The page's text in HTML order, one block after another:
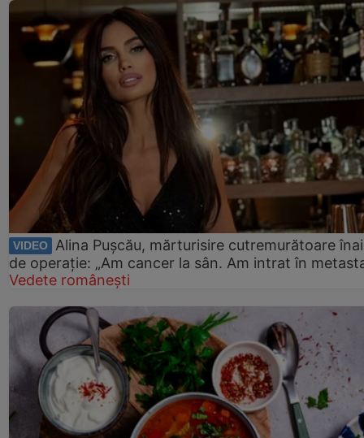
VIDEO
Alina Pușcău, mărturisire cutremurătoare
de operație: „Am cancer la sân. Am intrat în
Vedete românești